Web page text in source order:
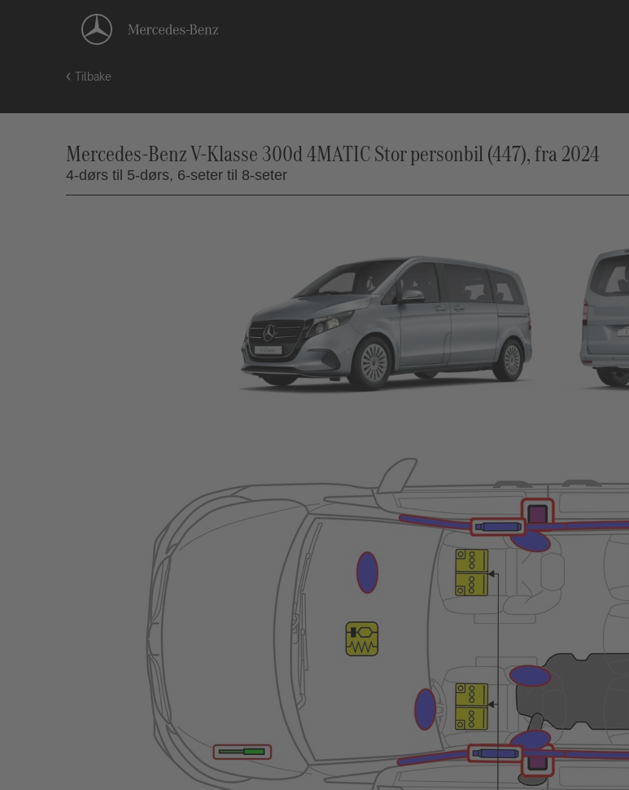
Tilbake
Mercedes-Benz V-Klasse 300d 4MATIC Stor personbil (447), fra 2024
4-dørs til 5-dørs, 6-seter til 8-seter